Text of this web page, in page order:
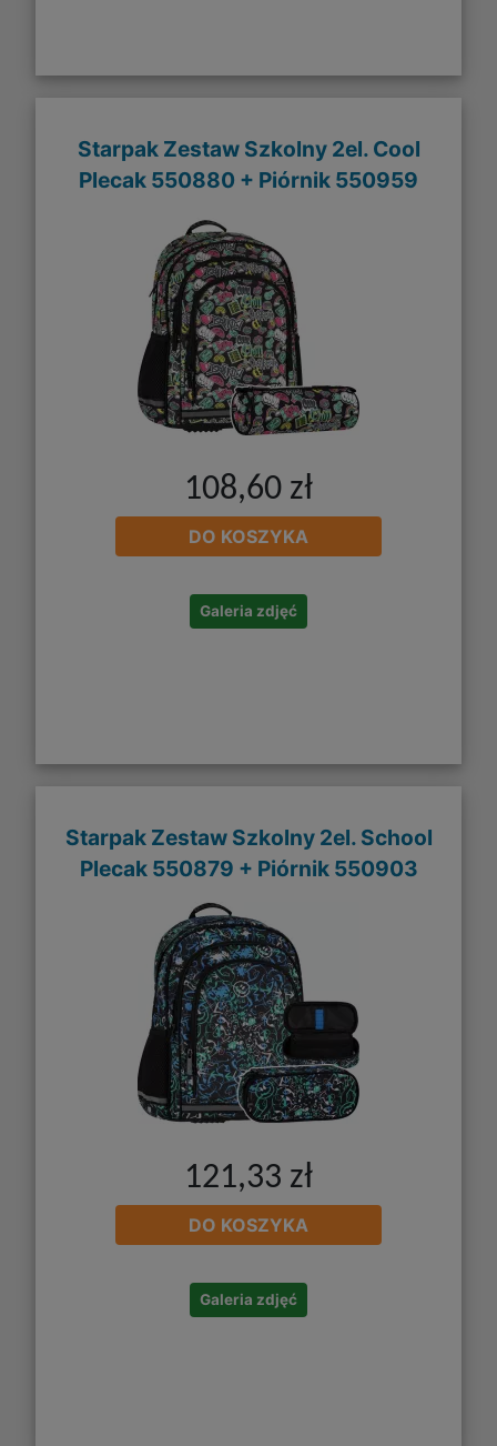
Starpak Zestaw Szkolny 2el. Cool
Plecak 550880 + Piórnik 550959
108,60 zł
DO KOSZYKA
Galeria zdjęć
Starpak Zestaw Szkolny 2el. School
Plecak 550879 + Piórnik 550903
121,33 zł
DO KOSZYKA
Galeria zdjęć